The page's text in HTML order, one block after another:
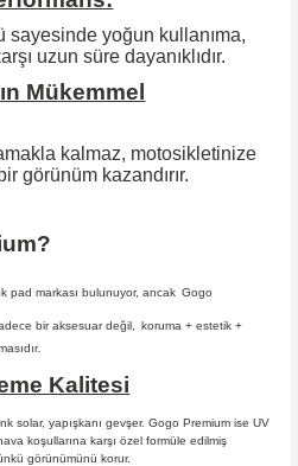
sayesinde yoğun kullanıma,
uzun süre dayanıklıdır.
Mükemmel
kalmaz, motosikletinize
görünüm kazandırır.
markası bulunuyor, ancak Gogo
bir aksesuar değil,
koruma + estetik +
.
Kalitesi
solar, yapışkanı gevşer. Gogo Premium ise UV
koşullarına karşı özel formüle edilmiş
görünümünü korur.